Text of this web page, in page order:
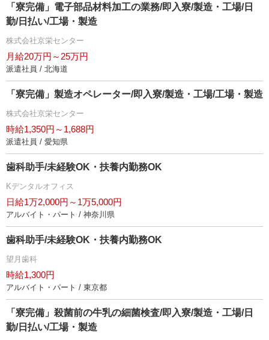
「寮完備」電子部品材料加工の業務/即入寮/製造・工場/日
勤/日払い/工場・製造
株式会社京栄センター
月給20万円～25万円
派遣社員 / 北海道
「寮完備」製造オペレーター/即入寮/製造・工場/工場・製造
株式会社京栄センター
時給1,350円～1,688円
派遣社員 / 愛知県
歯科助手/未経験OK・扶養内勤務OK
Kデンタルオフィス
日給1万2,000円～1万5,000円
アルバイト・パート / 神奈川県
歯科助手/未経験OK・扶養内勤務OK
望月歯科
時給1,300円
アルバイト・パート / 東京都
「寮完備」殺菌前の牛乳の細菌検査/即入寮/製造・工場/日
勤/日払い/工場・製造